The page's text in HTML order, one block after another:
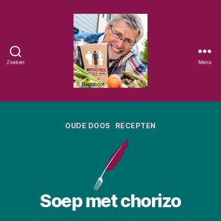
Zoeken Menu
Categorieën
OUDE DOOS RECEPTEN
Soep met chorizo